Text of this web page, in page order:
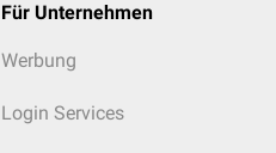
Für Unternehmen
Werbung
Login Services